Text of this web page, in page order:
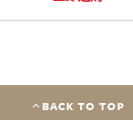
BACK TO TOP